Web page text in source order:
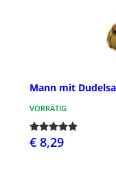
Mann mit
VORRÄTIG
€ 8,29